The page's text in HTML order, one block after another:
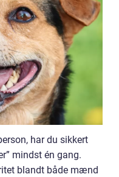
har du sikkert
mindst én gang.
blandt både mænd